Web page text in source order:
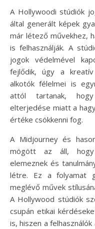
A Hollywoodi stúdiók
által generált képek
már létező művekhez,
is felhasználják. A
jogok védelmével
fejlődik, úgy a
alkotók félelmei is
attól tartanak,
elterjedése miatt a
értéke csökkenni fog.
A Midjourney és
mögött az áll, hogy
elemeznek és
létre. Ez a folyamat
meglévő művek
A Hollywood stúdiók
csupán etikai
is, hiszen a